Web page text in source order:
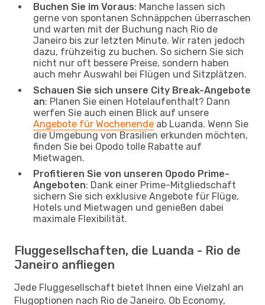
Buchen Sie im Voraus: Manche lassen sich
gerne von spontanen Schnäppchen überraschen
und warten mit der Buchung nach Rio de
Janeiro bis zur letzten Minute. Wir raten jedoch
dazu, frühzeitig zu buchen. So sichern Sie sich
nicht nur oft bessere Preise, sondern haben
auch mehr Auswahl bei Flügen und Sitzplätzen.
Schauen Sie sich unsere City Break-Angebote
an: Planen Sie einen Hotelaufenthalt? Dann
werfen Sie auch einen Blick auf unsere
Angebote für Wochenende ab Luanda. Wenn Sie
die Umgebung von Brasilien erkunden möchten,
finden Sie bei Opodo tolle Rabatte auf
Mietwagen.
Profitieren Sie von unseren Opodo Prime-
Angeboten: Dank einer Prime-Mitgliedschaft
sichern Sie sich exklusive Angebote für Flüge,
Hotels und Mietwagen und genießen dabei
maximale Flexibilität.
Fluggesellschaften, die Luanda - Rio de
Janeiro anfliegen
Jede Fluggesellschaft bietet Ihnen eine Vielzahl an
Flugoptionen nach Rio de Janeiro. Ob Economy,